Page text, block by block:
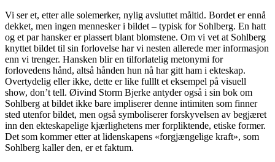
Vi ser et, etter alle solemerker, nylig avsluttet måltid. Bordet er ennå
dekket, men ingen mennesker i bildet – typisk for Sohlberg. En hatt
og et par hansker er plassert blant blomstene. Om vi vet at Sohlberg
knyttet bildet til sin forlovelse har vi nesten allerede mer informasjon
enn vi trenger. Hansken blir en tilforlatelig metonymi for
forlovedens hånd, altså hånden hun nå har gitt ham i ekteskap.
Overtydelig eller ikke, dette er like fulllt et eksempel på visuell
show, don’t tell. Øivind Storm Bjerke antyder også i sin bok om
Sohlberg at bildet ikke bare impliserer denne intimiten som finner
sted utenfor bildet, men også symboliserer forskyvelsen av begjæret
inn den ekteskapelige kjærlighetens mer forpliktende, etiske former.
Det som kommer etter at lidenskapens «forgjængelige kraft», som
Sohlberg kaller den, er et faktum.